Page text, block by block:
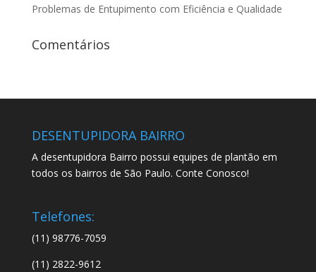
Problemas de Entupimento com Eficiência e Qualidade
Comentários
DESENTUPIDORA BAIRRO
A desentupidora Bairro possui equipes de plantão em
todos os bairros de São Paulo. Conte Conosco!
Telefones:
(11) 98776-7059
(11) 2822-9612